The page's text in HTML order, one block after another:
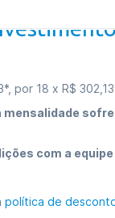
por 18 x R$
mensalidade
com a
política de